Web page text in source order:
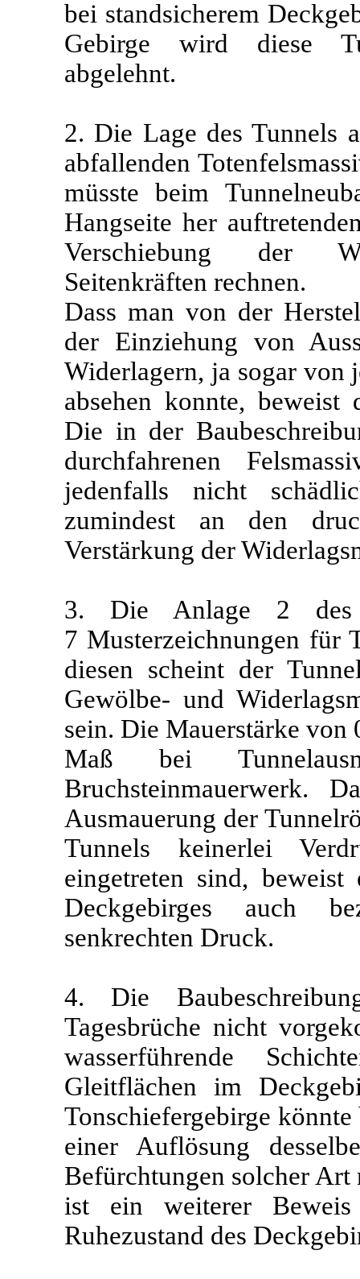
bei standsicherem
Gebirge wird diese
abgelehnt.
2. Die Lage des Tunnels
abfallenden
müsste beim
Hangseite her
Verschiebung der
Seitenkräften rechnen.
Dass man von der
der Einziehung von
Widerlagern, ja sogar von
absehen konnte, beweist
Die in der
durchfahrenen
jedenfalls nicht
zumindest an den
Verstärkung der
3. Die Anlage 2 des
7 Musterzeichnungen für
diesen scheint der
Gewölbe- und
sein. Die Mauerstärke von
Maß bei
Bruchsteinmauerwerk.
Ausmauerung der
Tunnels keinerlei
eingetreten sind,
Deckgebirges auch
senkrechten Druck.
4. Die
Tagesbrüche nicht
wasserführende
Gleitflächen im
Tonschiefergebirge
einer Auflösung
Befürchtungen solcher Art
ist ein weiterer
Ruhezustand des